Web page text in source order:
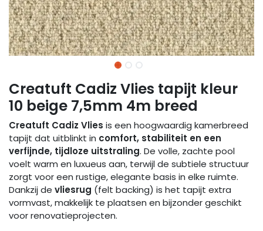
Creatuft Cadiz Vlies tapijt kleur
10 beige 7,5mm 4m breed
Creatuft Cadiz Vlies is een hoogwaardig kamerbreed
tapijt dat uitblinkt in comfort, stabiliteit en een
verfijnde, tijdloze uitstraling. De volle, zachte pool
voelt warm en luxueus aan, terwijl de subtiele structuur
zorgt voor een rustige, elegante basis in elke ruimte.
Dankzij de vliesrug (felt backing) is het tapijt extra
vormvast, makkelijk te plaatsen en bijzonder geschikt
voor renovatieprojecten.